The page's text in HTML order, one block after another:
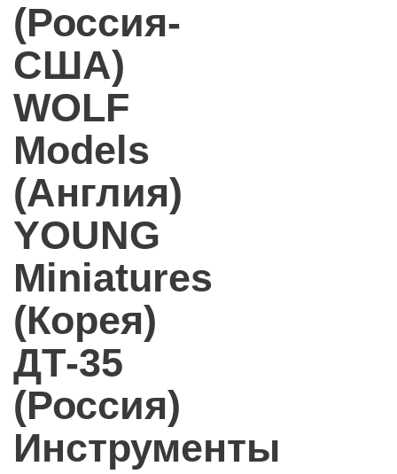
(Россия-
США)
WOLF
Models
(Англия)
YOUNG
Miniatures
(Корея)
ДТ-35
(Россия)
Инструменты